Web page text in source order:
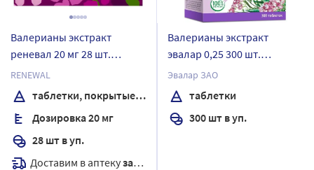
Валерианы экстракт
реневал 20 мг 28 шт.
таблетки, покрытые
пленочной оболочкой
RENEWAL
таблетки, покрытые пленочной оболочкой
Дозировка 20 мг
28 шт в уп.
Доставим в аптекузавтра
Валерианы экстракт
эвалар 0,25 300 шт.
таблетки
Эвалар ЗАО
таблетки
300 шт в уп.